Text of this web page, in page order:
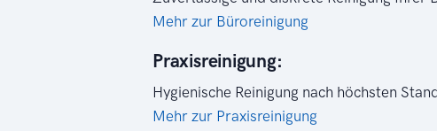
Mehr zur Büroreinigung
Praxisreinigung:
Hygienische Reinigung nach höchsten
Mehr zur Praxisreinigung